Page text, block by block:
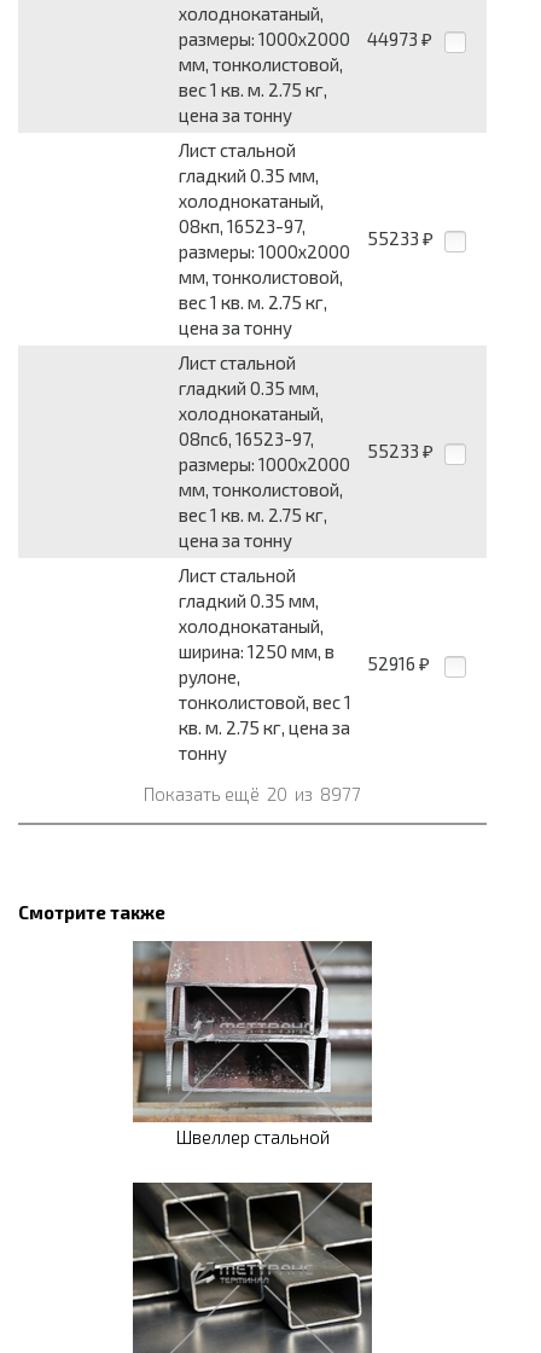
холоднокатаный,
размеры: 1000x2000
мм, тонколистовой,
вес 1 кв. м. 2.75 кг,
цена за тонну
44973 ₽
Лист стальной
гладкий 0.35 мм,
холоднокатаный,
08кп, 16523-97,
размеры: 1000x2000
мм, тонколистовой,
вес 1 кв. м. 2.75 кг,
цена за тонну
55233 ₽
Лист стальной
гладкий 0.35 мм,
холоднокатаный,
08пс6, 16523-97,
размеры: 1000x2000
мм, тонколистовой,
вес 1 кв. м. 2.75 кг,
цена за тонну
55233 ₽
Лист стальной
гладкий 0.35 мм,
холоднокатаный,
ширина: 1250 мм, в
рулоне,
тонколистовой, вес 1
кв. м. 2.75 кг, цена за
тонну
52916 ₽
Показать ещё 20 из 8977
Смотрите также
Швеллер стальной